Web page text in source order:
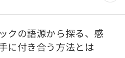
クの語源から探る、感
に付き合う方法とは